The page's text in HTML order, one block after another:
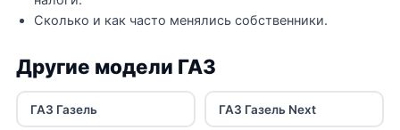
Сколько и как часто менялись собственники.
Другие модели ГАЗ
ГАЗ Газель ГАЗ Газель Next